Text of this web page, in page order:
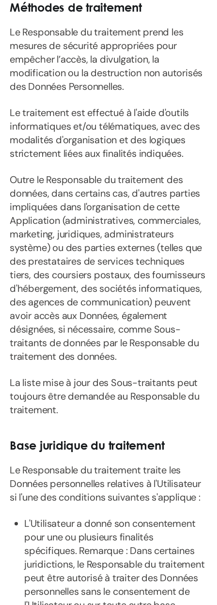
Méthodes de traitement
Le Responsable du traitement prend les
mesures de sécurité appropriées pour
empêcher l’accès, la divulgation, la
modification ou la destruction non autorisés
des Données Personnelles.
Le traitement est effectué à l'aide d'outils
informatiques et/ou télématiques, avec des
modalités d'organisation et des logiques
strictement liées aux finalités indiquées.
Outre le Responsable du traitement des
données, dans certains cas, d'autres parties
impliquées dans l'organisation de cette
Application (administratives, commerciales,
marketing, juridiques, administrateurs
système) ou des parties externes (telles que
des prestataires de services techniques
tiers, des coursiers postaux, des fournisseurs
d'hébergement, des sociétés informatiques,
des agences de communication) peuvent
avoir accès aux Données, également
désignées, si nécessaire, comme Sous-
traitants de données par le Responsable du
traitement des données.
La liste mise à jour des Sous-traitants peut
toujours être demandée au Responsable du
traitement.
Base juridique du traitement
Le Responsable du traitement traite les
Données personnelles relatives à l'Utilisateur
si l'une des conditions suivantes s'applique :
L'Utilisateur a donné son consentement
pour une ou plusieurs finalités
spécifiques. Remarque : Dans certaines
juridictions, le Responsable du traitement
peut être autorisé à traiter des Données
personnelles sans le consentement de